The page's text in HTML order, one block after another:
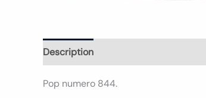
Description
Pop numero 844.